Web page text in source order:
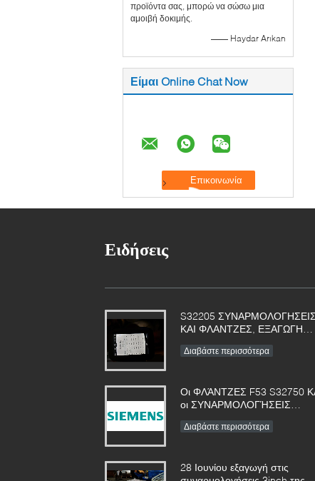
προϊόντα σας, μπορώ να σώσω μια
αμοιβή δοκιμής.
—— Haydar Arıkan
Είμαι Online Chat Now
Ειδήσεις
S32205 ΣΥΝΑΡΜΟΛΟΓΗΣΕΙΣ
ΚΑΙ ΦΛΑΝΤΖΕΣ, ΕΞΑΓΩΓΗ
Διαβάστε περισσότερα
Οι ΦΛΆΝΤΖΕΣ F53 S32750
οι ΣΥΝΑΡΜΟΛΟΓΉΣΕΙΣ
χρησιμοποιηθούν στον
Διαβάστε περισσότερα
28 Ιουνίου εξαγωγή στις